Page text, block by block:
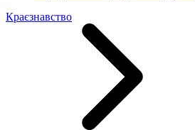
Краєзнавство